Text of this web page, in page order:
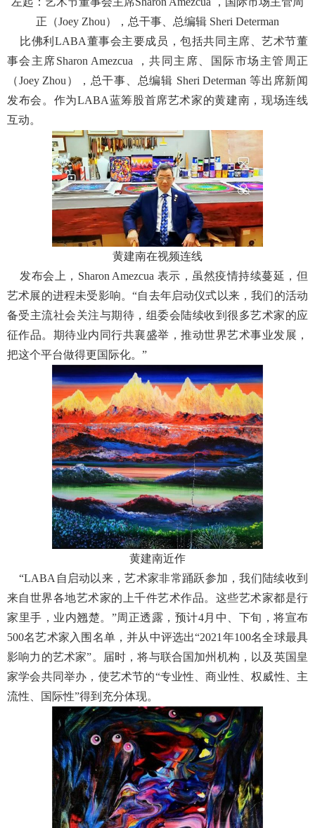
正（Joey Zhou），总干事、总编辑 Sheri Determan
比佛利LABA董事会主要成员，包括共同主席、艺术节董
事会主席Sharon Amezcua ，共同主席、国际市场主管周正
（Joey Zhou），总干事、总编辑 Sheri Determan 等出席新闻
发布会。作为LABA蓝筹股首席艺术家的黄建南，现场连线
互动。
黄建南在视频连线
发布会上，Sharon Amezcua 表示，虽然疫情持续蔓延，但
艺术展的进程未受影响。“自去年启动仪式以来，我们的活动
备受主流社会关注与期待，组委会陆续收到很多艺术家的应
征作品。期待业内同行共襄盛举，推动世界艺术事业发展，
把这个平台做得更国际化。”
黄建南近作
“LABA自启动以来，艺术家非常踊跃参加，我们陆续收到
来自世界各地艺术家的上千件艺术作品。这些艺术家都是行
家里手，业内翘楚。”周正透露，预计4月中、下旬，将宣布
500名艺术家入围名单，并从中评选出“2021年100名全球最具
影响力的艺术家”。届时，将与联合国加州机构，以及英国皇
家学会共同举办，使艺术节的“专业性、商业性、权威性、主
流性、国际性”得到充分体现。